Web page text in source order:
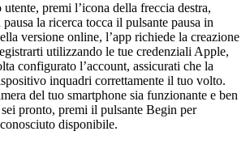
utente, premi l’icona della freccia destra,
la ricerca tocca il pulsante pausa in
versione online, l’app richiede la creazione
utilizzando le tue credenziali Apple,
configurato l’account, assicurati che la
inquadri correttamente il tuo volto.
del tuo smartphone sia funzionante e ben
pronto, premi il pulsante Begin per
disponibile.